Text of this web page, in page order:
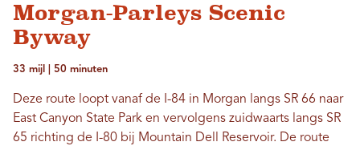
Morgan-Parleys Scenic
Byway
33 mijl | 50 minuten
Deze route loopt vanaf de I-84 in Morgan langs SR 66 naar
East Canyon State Park en vervolgens zuidwaarts langs SR
65 richting de I-80 bij Mountain Dell Reservoir. De route